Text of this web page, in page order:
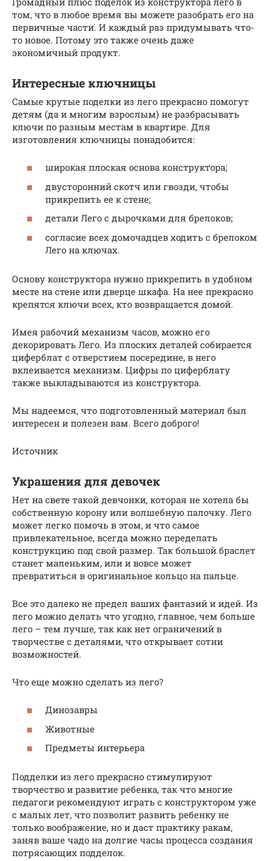
том, что в любое время вы можете разобрать его на
первичные части. И каждый раз придумывать что-
то новое. Потому это также очень даже
экономичный продукт.
Интересные ключницы
Самые крутые поделки из лего прекрасно помогут
детям (да и многим взрослым) не разбрасывать
ключи по разным местам в квартире. Для
изготовления ключницы понадобится:
широкая плоская основа конструктора;
двусторонний скотч или гвозди, чтобы
прикрепить ее к стене;
детали Лего с дырочками для брелоков;
согласие всех домочадцев ходить с брелоком
Лего на ключах.
Основу конструктора нужно прикрепить в удобном
месте на стене или дверце шкафа. На нее прекрасно
крепятся ключи всех, кто возвращается домой.
Имея рабочий механизм часов, можно его
декорировать Лего. Из плоских деталей собирается
циферблат с отверстием посередине, в него
вклеивается механизм. Цифры по циферблату
также выкладываются из конструктора.
Мы надеемся, что подготовленный материал был
интересен и полезен вам. Всего доброго!
Источник
Украшения для девочек
Нет на свете такой девчонки, которая не хотела бы
собственную корону или волшебную палочку. Лего
может легко помочь в этом, и что самое
привлекательное, всегда можно переделать
конструкцию под свой размер. Так большой браслет
станет маленьким, или и вовсе может
превратиться в оригинальное кольцо на пальце.
Все это далеко не предел ваших фантазий и идей. Из
лего можно делать что угодно, главное, чем больше
лего – тем лучше, так как нет ограничений в
творчестве с деталями, что открывает сотни
возможностей.
Что еще можно сделать из лего?
Динозавры
Животные
Предметы интерьера
Подделки из лего прекрасно стимулируют
творчество и развитие ребенка, так что многие
педагоги рекомендуют играть с конструктором уже
с малых лет, что позволит развить ребенку не
только воображение, но и даст практику ракам,
заняв ваше чадо на долгие часы процесса создания
потрясающих подделок.